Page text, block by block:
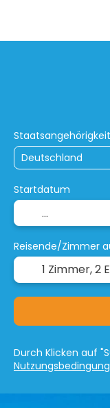
Staatsangehörigkeit
Startdatum
Reisende/Zimmer
1 Zimmer,2
Durch Klicken auf